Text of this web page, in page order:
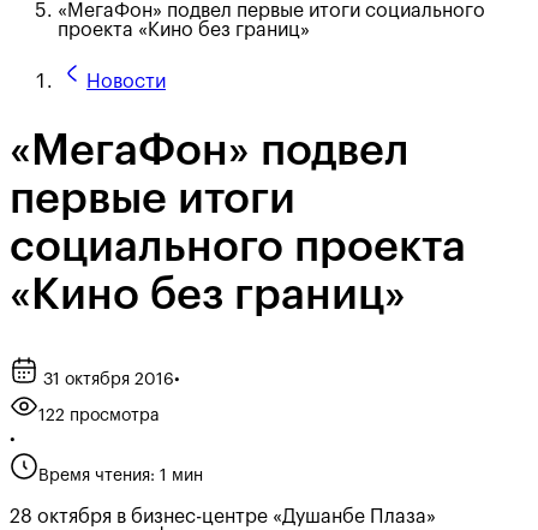
«МегаФон» подвел первые итоги социального
проекта «Кино без границ»
Новости
«МегаФон» подвел
первые итоги
социального проекта
«Кино без границ»
31 октября 2016•
122 просмотра
•
Время чтения: 1 мин
28 октября в бизнес-центре «Душанбе Плаза»